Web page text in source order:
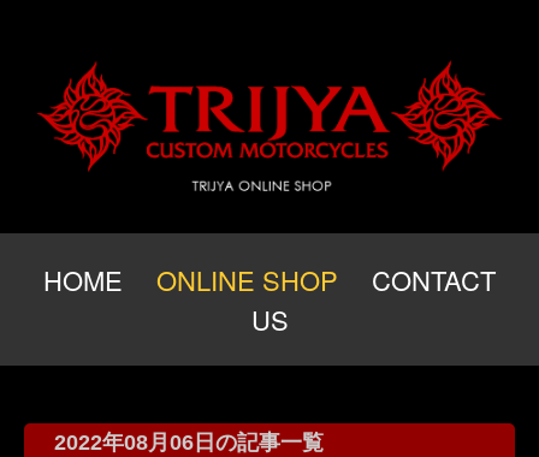
HOME ONLINE SHOP
CONTACT
US
2022年08月06日の記事一覧